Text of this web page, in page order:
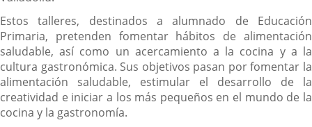
Estos talleres, destinados a alumnado de Educación
Primaria, pretenden fomentar hábitos de alimentación
saludable, así como un acercamiento a la cocina y a la
cultura gastronómica. Sus objetivos pasan por fomentar la
alimentación saludable, estimular el desarrollo de la
creatividad e iniciar a los más pequeños en el mundo de la
cocina y la gastronomía.